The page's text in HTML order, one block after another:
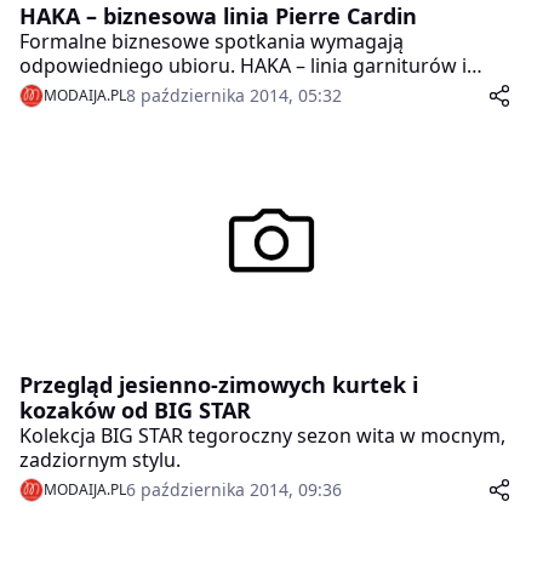
HAKA – biznesowa linia Pierre Cardin
Formalne biznesowe spotkania wymagają
odpowiedniego ubioru. HAKA – linia garniturów i
kurtek na sezon jesień-zima 2014/15 – to propozycja
dla mężczyzn pełnych energii i aktywnych zawodowo.
marki, przy jednoczesnym zachowaniu nowoczesnego
MODAIJA.PL8 października 2014, 05:32
Przegląd jesienno-zimowych kurtek i
kozaków od BIG STAR
Kolekcja BIG STAR tegoroczny sezon wita w mocnym,
zadziornym stylu.
MODAIJA.PL6 października 2014, 09:36